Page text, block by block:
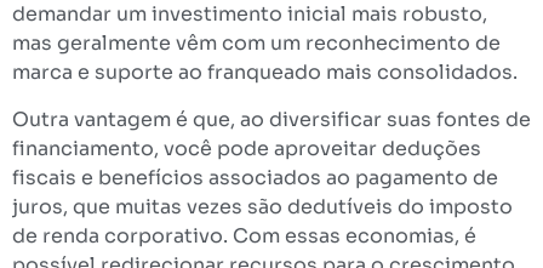
demandar um investimento inicial mais robusto,
mas geralmente vêm com um reconhecimento de
marca e suporte ao franqueado mais consolidados.
Outra vantagem é que, ao diversificar suas fontes de
financiamento, você pode aproveitar deduções
fiscais e benefícios associados ao pagamento de
juros, que muitas vezes são dedutíveis do imposto
de renda corporativo. Com essas economias, é